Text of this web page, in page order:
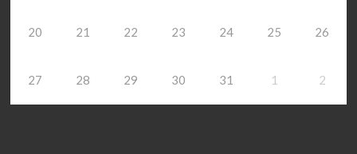
20 21 22 23 24 25 26
27 28 29 30 31 1 2